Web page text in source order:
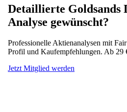
Detaillierte Goldsands
Analyse gewünscht?
Professionelle Aktienanalysen mit
Profil und Kaufempfehlungen. Ab 29
Jetzt Mitglied werden